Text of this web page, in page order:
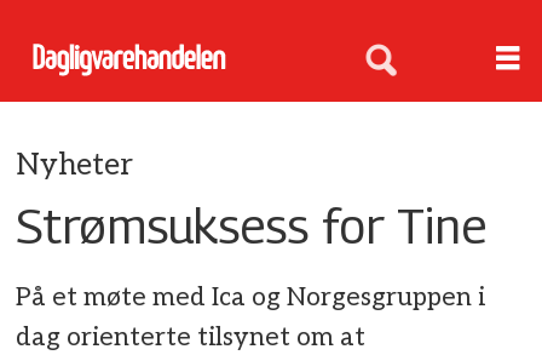
Nyheter
Strømsuksess for Tine
På et møte med Ica og Norgesgruppen i
dag orienterte tilsynet om at